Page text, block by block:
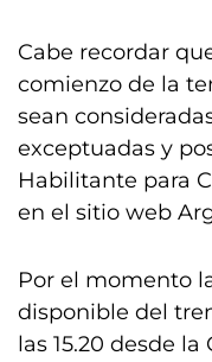
Cabe recordar
comienzo de la
sean
exceptuadas y
Habilitante para
en el sitio web
Por el momento
disponible del
las 15.20 desde